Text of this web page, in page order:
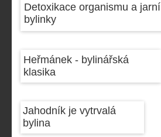
Detoxikace organismu a jarní
bylinky
Heřmánek - bylinářská
klasika
Jahodník je vytrvalá
bylina